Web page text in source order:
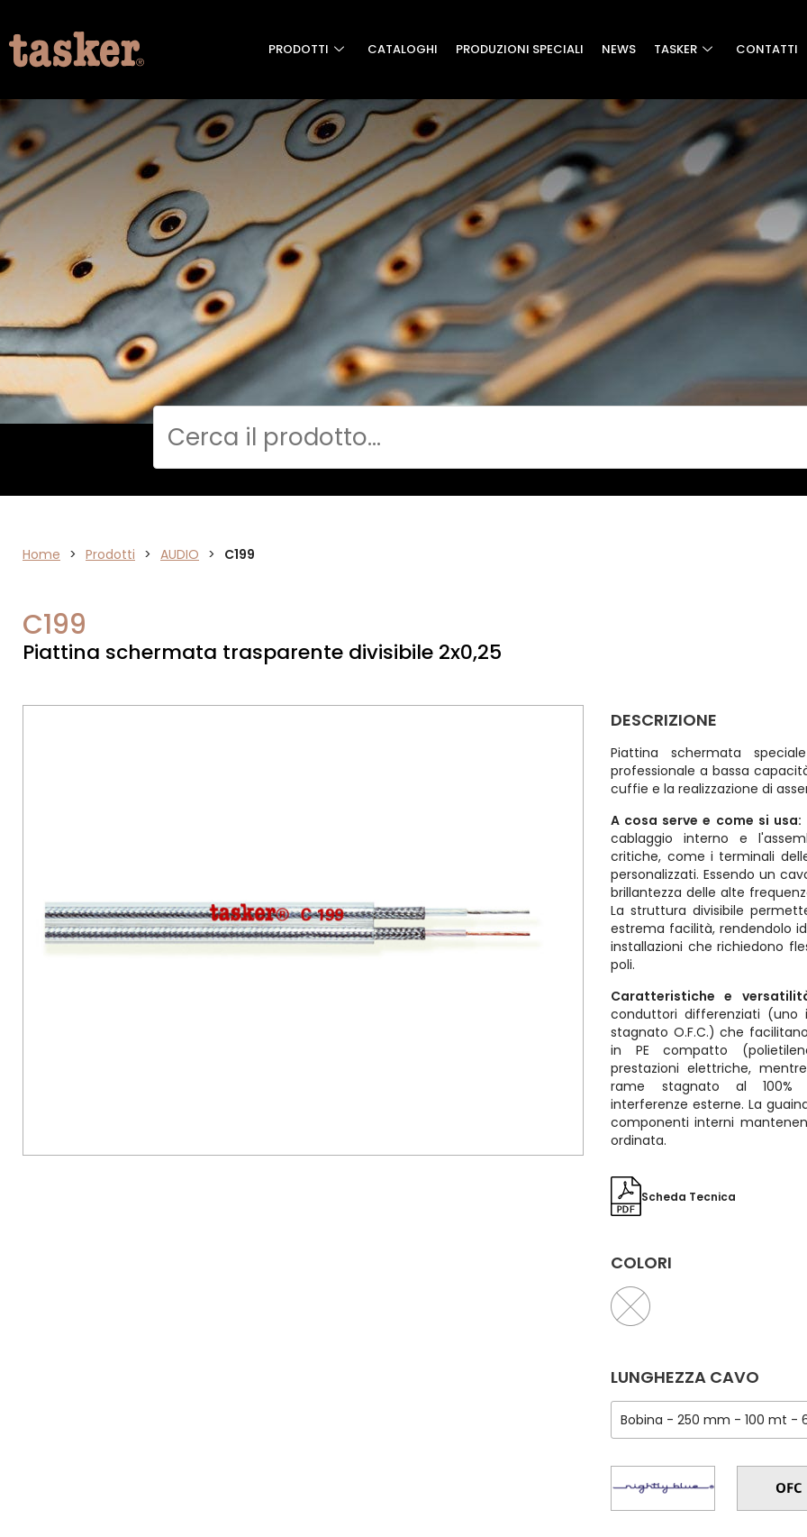
PRODOTTI CATALOGHI PRODUZIONI SPECIALI NEWS TASKER CONTATTI
ELETTRONICA
Cerca
Home > Prodotti > AUDIO > C199
C199
Piattina schermata trasparente divisibile 2x0,25
DESCRIZIONE
Piattina schermata
professionale a bassa
cuffie e la realizzazione di
A cosa serve e come si usa:
cablaggio interno e
critiche, come i terminali
personalizzati. Essendo un
brillantezza delle alte
La struttura divisibile
estrema facilità, rendendolo
installazioni che richiedono
poli.
Caratteristiche e
conduttori differenziati
stagnato O.F.C.) che
in PE compatto
prestazioni elettriche,
rame stagnato al 100%
interferenze esterne. La
componenti interni
ordinata.
Scheda Tecnica
COLORI
LUNGHEZZA CAVO